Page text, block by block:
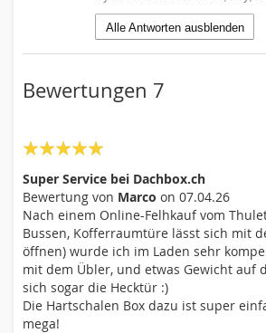
Alle Antworten ausblenden
Bewertungen 7
Zusammenfassung
Bewertung
Super Service bei Dachbox.ch
Bewertung von Marco on 07.04.26
Nach einem Online-Felhkauf vom
Bussen, Kofferraumtüre lässt sich mit
öffnen) wurde ich im Laden sehr
mit dem Übler, und etwas Gewicht auf
sich sogar die Hecktür :)
Die Hartschalen Box dazu ist super
mega!